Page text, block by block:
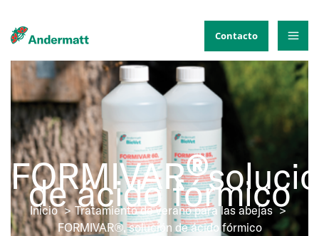
al
Contacto
FORMIVAR®
de ácido fórmico
Inicio
Tratamiento de verano para las abejas
FORMIVAR®, solución de ácido fórmico